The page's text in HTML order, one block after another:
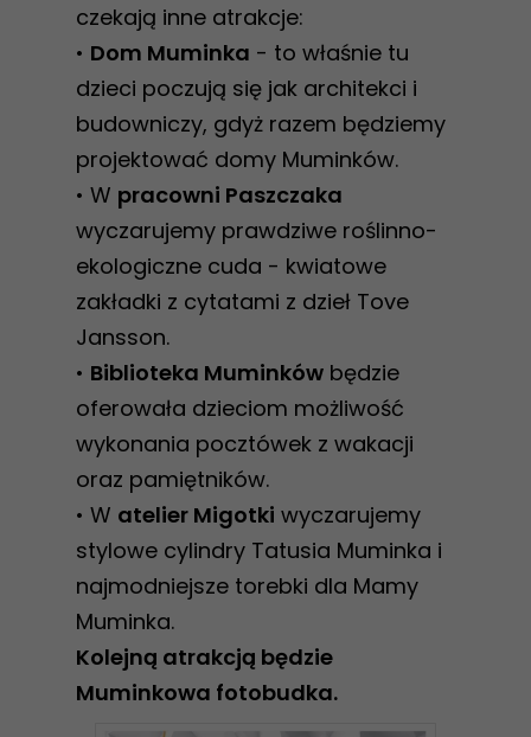
czekają inne atrakcje:
• Dom Muminka - to właśnie tu
dzieci poczują się jak architekci i
budowniczy, gdyż razem będziemy
projektować domy Muminków.
• W pracowni Paszczaka
wyczarujemy prawdziwe roślinno-
ekologiczne cuda - kwiatowe
zakładki z cytatami z dzieł Tove
Jansson.
• Biblioteka Muminków będzie
oferowała dzieciom możliwość
wykonania pocztówek z wakacji
oraz pamiętników.
• W atelier Migotki wyczarujemy
stylowe cylindry Tatusia Muminka i
najmodniejsze torebki dla Mamy
Muminka.
Kolejną atrakcją będzie
Muminkowa fotobudka.